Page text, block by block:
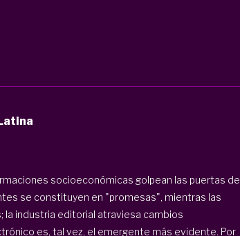
socioeconómicas golpean las puertas de
se constituyen en "promesas", mientras las
la industria editorial atraviesa cambios
es, tal vez, el emergente más evidente. Por